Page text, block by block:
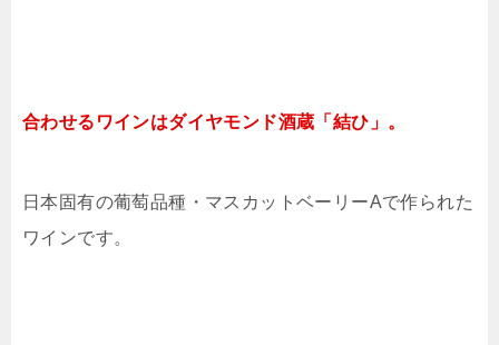
合わせるワインはダイヤモンド酒蔵「結ひ」。
日本固有の葡萄品種・マスカットベーリーAで作られた
ワインです。